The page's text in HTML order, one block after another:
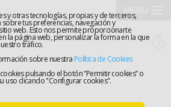
y otras tecnologías, propias y de terceros,
tus preferencias, navegación y
web. Esto nos permite proporcionarte
la página web, personalizar la forma en la que
tráfico.
sobre nuestra Política de Cookies
pulsando el botón “Permitir cookies” o
uso clicando "Configurar cookies".
Elkargoa